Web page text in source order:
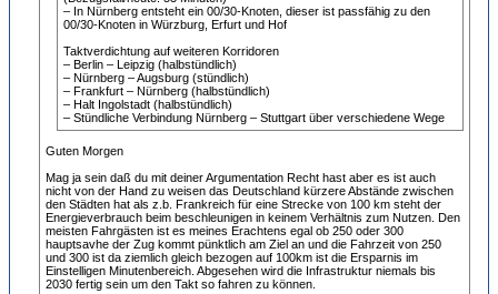
– In Nürnberg entsteht ein 00/30-Knoten, dieser ist passfähig zu den
00/30-Knoten in Würzburg, Erfurt und Hof
Taktverdichtung auf weiteren Korridoren
– Berlin – Leipzig (halbstündlich)
– Nürnberg – Augsburg (stündlich)
– Frankfurt – Nürnberg (halbstündlich)
– Halt Ingolstadt (halbstündlich)
– Stündliche Verbindung Nürnberg – Stuttgart über verschiedene Wege
Guten Morgen
Mag ja sein daß du mit deiner Argumentation Recht hast aber es ist auch
nicht von der Hand zu weisen das Deutschland kürzere Abstände zwischen
den Städten hat als z.b. Frankreich für eine Strecke von 100 km steht der
Energieverbrauch beim beschleunigen in keinem Verhältnis zum Nutzen. Den
meisten Fahrgästen ist es meines Erachtens egal ob 250 oder 300
hauptsavhe der Zug kommt pünktlich am Ziel an und die Fahrzeit von 250
und 300 ist da ziemlich gleich bezogen auf 100km ist die Ersparnis im
Einstelligen Minutenbereich. Abgesehen wird die Infrastruktur niemals bis
2030 fertig sein um den Takt so fahren zu können.